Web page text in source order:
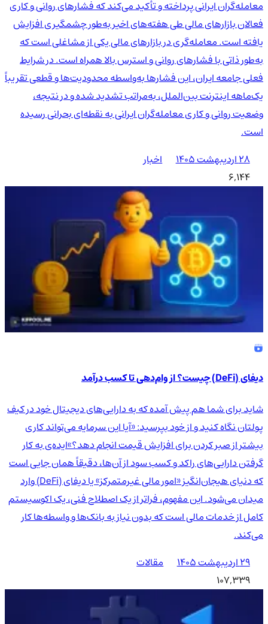
معامله‌گران ایرانی پرداخته و تأکید می‌کند که فشارهای روانی و کاری
فعالان بازارهای مالی طی هفته‌های اخیر به‌طور چشمگیری افزایش
یافته است. معامله‌گری در بازارهای مالی یکی از مشاغلی است که
به‌طور ذاتی با فشارهای روانی و استرس بالا همراه است. در شرایط
فعلی جامعه ایران، این فشارها به‌واسطه محدودیت‌ها و قطعی تقریباً
یک‌ماهه اینترنت بین‌الملل، به‌مراتب تشدید شده و در نتیجه،
وضعیت روانی و کاری معامله‌گران ایرانی به نقطه‌ای بحرانی رسیده
است.
۲۸ اردیبهشت ۱۴۰۵
اخبار
6,144
دیفای (DeFi) چیست؟ از وام‌دهی تا کسب درآمد
شاید برای شما هم پیش آمده که به دارایی‌های دیجیتال خود در کیف
پولتان نگاه کنید و از خود بپرسید: «آیا این سرمایه می‌تواند کاری
بیشتر از صبر کردن برای افزایش قیمت انجام دهد؟»ایده‌ی به کار
گرفتن دارایی‌های راکد و کسب سود از آن‌ها، دقیقاً همان جایی است
که دنیای هیجان‌انگیز «امور مالی غیرمتمرکز» یا دیفای (DeFi) وارد
میدان می‌شود. این مفهوم، فراتر از یک اصطلاح فنی، یک اکوسیستم
کامل از خدمات مالی است که بدون نیاز به بانک‌ها و واسطه‌ها کار
می‌کند.
۲۹ اردیبهشت ۱۴۰۵
مقالات
107,339